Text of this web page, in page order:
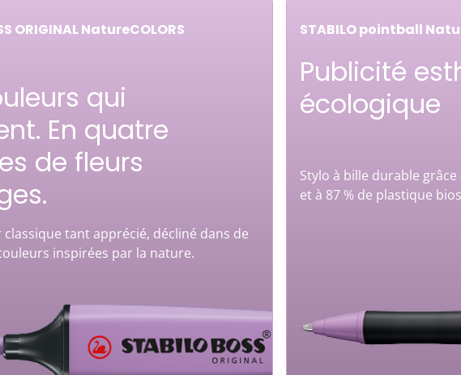
ORIGINAL NatureCOLORS
qui
En quatre
de fleurs
tant apprécié, décliné dans de
inspirées par la nature.
STABILO pointball
Publicité
écologique
Stylo à bille durable grâce
et à 87 % de plastique